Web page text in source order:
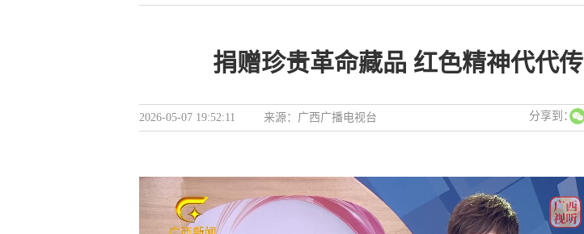
捐赠珍贵革命藏品 红色精神代代传
2026-05-07 19:52:11 来源： 广西广播电视台